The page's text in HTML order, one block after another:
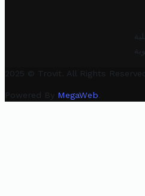
2025 © Trovit. All Rights
Powered By MegaWeb